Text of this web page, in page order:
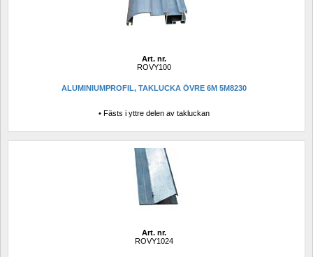
Art. nr.
ROVY100
ALUMINIUMPROFIL, TAKLUCKA ÖVRE 6M 5M8230
• Fästs i yttre delen av takluckan
Art. nr.
ROVY1024